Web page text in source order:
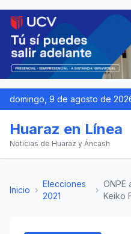
domingo, 9 de agosto de
Huaraz en Línea
Noticias de Huaraz y Áncash
Inicio ›
Elecciones
2021
›
ONPE
Keiko